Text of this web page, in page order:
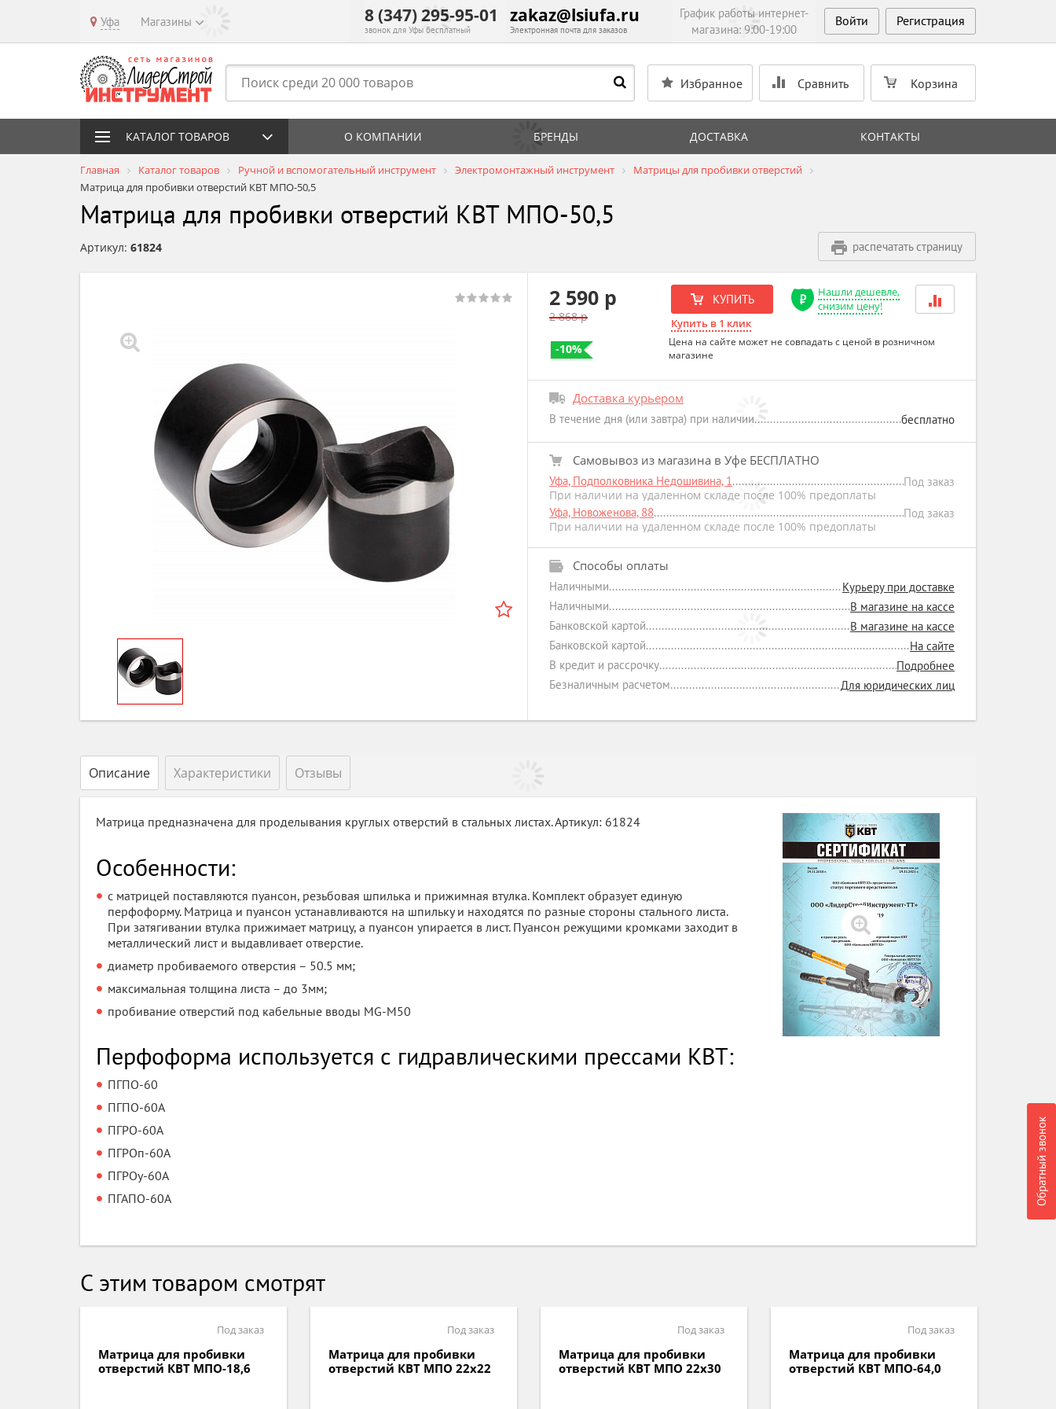
Уфа Магазины 8 (347) 295-95-01
звонок для Уфы бесплатный
zakaz@lsiufa.ru
Электронная почта для заказов
График работы интернет-
магазина: 9:00-19:00
Войти Регистрация
Избранное Сравнить Корзина
Обратный звонок
КАТАЛОГ ТОВАРОВ О КОМПАНИИ БРЕНДЫ ДОСТАВКА КОНТАКТЫ
Главная Каталог товаров Ручной и вспомогательный инструмент Электромонтажный инструмент
Матрицы для пробивки отверстий
Матрица для пробивки отверстий КВТ МПО-50,5
Матрица для пробивки отверстий КВТ МПО-50,5
распечатать страницу
Артикул: 61824
2 590 р
2 868 р
КУПИТЬ
Купить в 1 клик
Нашли дешевле,
снизим цену!
-10%
Цена на сайте может не совпадать с ценой в розничном
магазине
Доставка курьером
В течение дня (или завтра) при наличии бесплатно
Самовывоз из магазина в Уфе БЕСПЛАТНО
Уфа, Подполковника Недошивина, 1
Под заказ
При наличии на удаленном складе после 100% предоплаты
Уфа, Новоженова, 88
Под заказ
При наличии на удаленном складе после 100% предоплаты
Способы оплаты
Наличными
Курьеру при доставке
Наличными
В магазине на кассе
Банковской картой
В магазине на кассе
Банковской картой
На сайте
В кредит и рассрочку
Подробнее
Безналичным расчетом
Для юридических лиц
Описание Характеристики Отзывы
Матрица предназначена для проделывания круглых отверстий в стальных листах. Артикул: 61824
Особенности:
с матрицей поставляются пуансон, резьбовая шпилька и прижимная втулка. Комплект образует единую
перфоформу. Матрица и пуансон устанавливаются на шпильку и находятся по разные стороны стального листа.
При затягивании втулка прижимает матрицу, а пуансон упирается в лист. Пуансон режущими кромками заходит в
металлический лист и выдавливает отверстие.
диаметр пробиваемого отверстия – 50.5 мм;
максимальная толщина листа – до 3мм;
пробивание отверстий под кабельные вводы MG-M50
Перфоформа используется с гидравлическими прессами КВТ:
ПГПО-60
ПГПО-60А
ПГРО-60А
ПГРОп-60А
ПГРОу-60А
ПГАПО-60А
С этим товаром смотрят
Под заказ
Матрица для пробивки
отверстий КВТ МПО 22х22
Под заказ
Матрица для пробивки
отверстий КВТ МПО 22х30
Под заказ
Матрица для пробивки
отверстий КВТ МПО-64,0
Под заказ
Матрица для пробивки
отверстий КВТ МПО-22,5